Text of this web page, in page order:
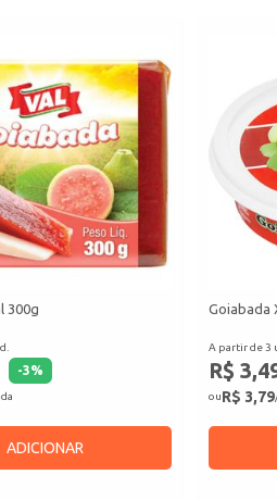
300g
-3%
ADICIONAR
Goiabada
A partir de 3
R$
ouR$ 3,79